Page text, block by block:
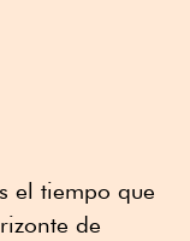
el tiempo que
de